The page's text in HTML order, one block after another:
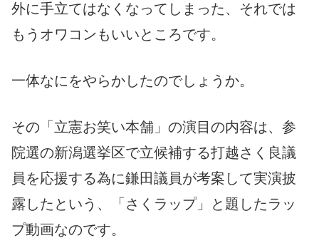
外に手立てはなくなってしまった、それでは
もうオワコンもいいところです。
一体なにをやらかしたのでしょうか。
その「立憲お笑い本舗」の演目の内容は、参
院選の新潟選挙区で立候補する打越さく良議
員を応援する為に鎌田議員が考案して実演披
露したという、「さくラップ」と題したラッ
プ動画なのです。